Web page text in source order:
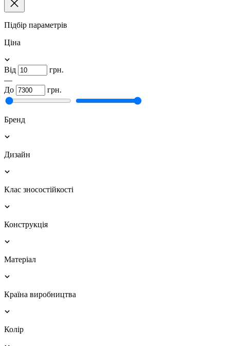
Підбір параметрів
Ціна
Від
грн.
—
До
грн.
Бренд
Дизайн
Клас зносостійкості
Конструкція
Матеріал
Країна виробництва
Колір